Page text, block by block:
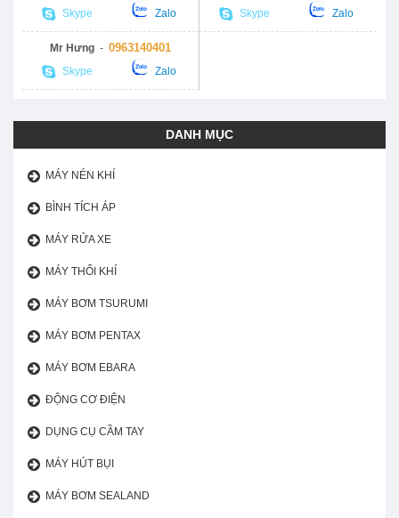
Skype Zalo Skype Zalo
Mr Hưng - 0963140401
Skype Zalo
DANH MỤC
MÁY NÉN KHÍ
BÌNH TÍCH ÁP
MÁY RỬA XE
MÁY THỔI KHÍ
MÁY BƠM TSURUMI
MÁY BƠM PENTAX
MÁY BƠM EBARA
ĐỘNG CƠ ĐIỆN
DỤNG CỤ CẦM TAY
MÁY HÚT BỤI
MÁY BƠM SEALAND